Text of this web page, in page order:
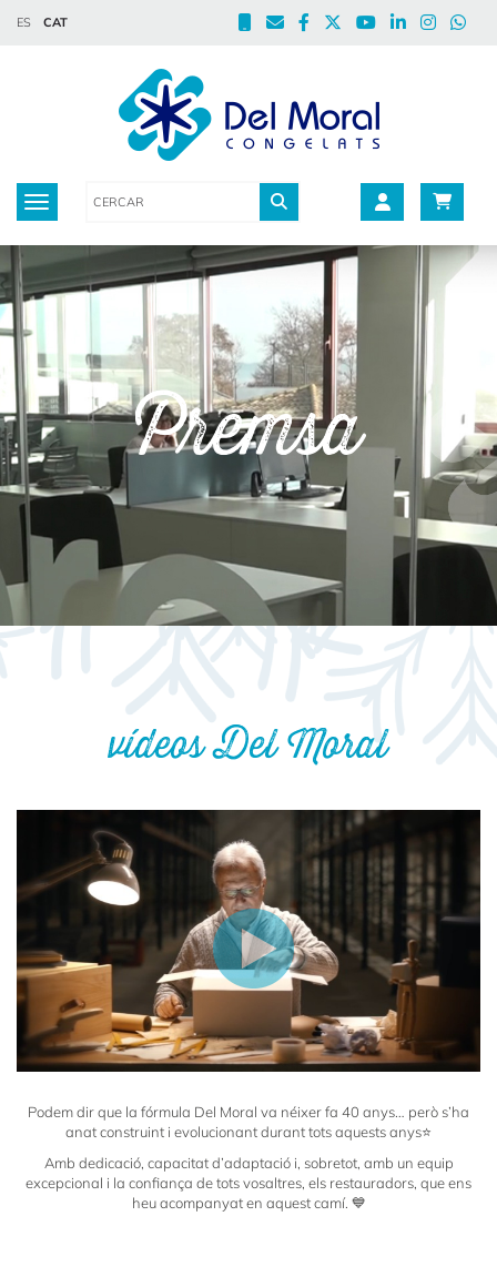
ES CAT
Toggle navigation
Premsa
vídeos Del Moral
Podem dir que la fórmula Del Moral va néixer fa 40 anys… però s’ha
anat construint i evolucionant durant tots aquests anys⭐️
Amb dedicació, capacitat d’adaptació i, sobretot, amb un equip
excepcional i la confiança de tots vosaltres, els restauradors, que ens
heu acompanyat en aquest camí. 💙